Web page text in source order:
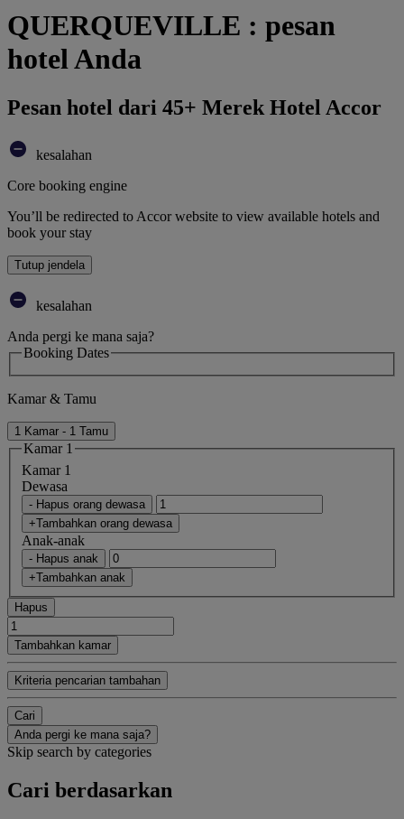
QUERQUEVILLE : pesan
hotel Anda
Pesan hotel dari 45+ Merek Hotel Accor
kesalahan
Core booking engine
You’ll be redirected to Accor website to view available hotels and
book your stay
Tutup jendela
kesalahan
Anda pergi ke mana saja?
Booking Dates
Kamar & Tamu
1 Kamar - 1 Tamu
Kamar 1
Kamar 1
Dewasa
- Hapus orang dewasa
+Tambahkan orang dewasa
Anak-anak
- Hapus anak
+Tambahkan anak
Hapus
Tambahkan kamar
Kriteria pencarian tambahan
Cari
Anda pergi ke mana saja?
Skip search by categories
Cari berdasarkan